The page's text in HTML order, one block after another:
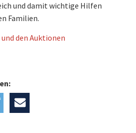
und damit wichtige Hilfen
Familien.
den Auktionen